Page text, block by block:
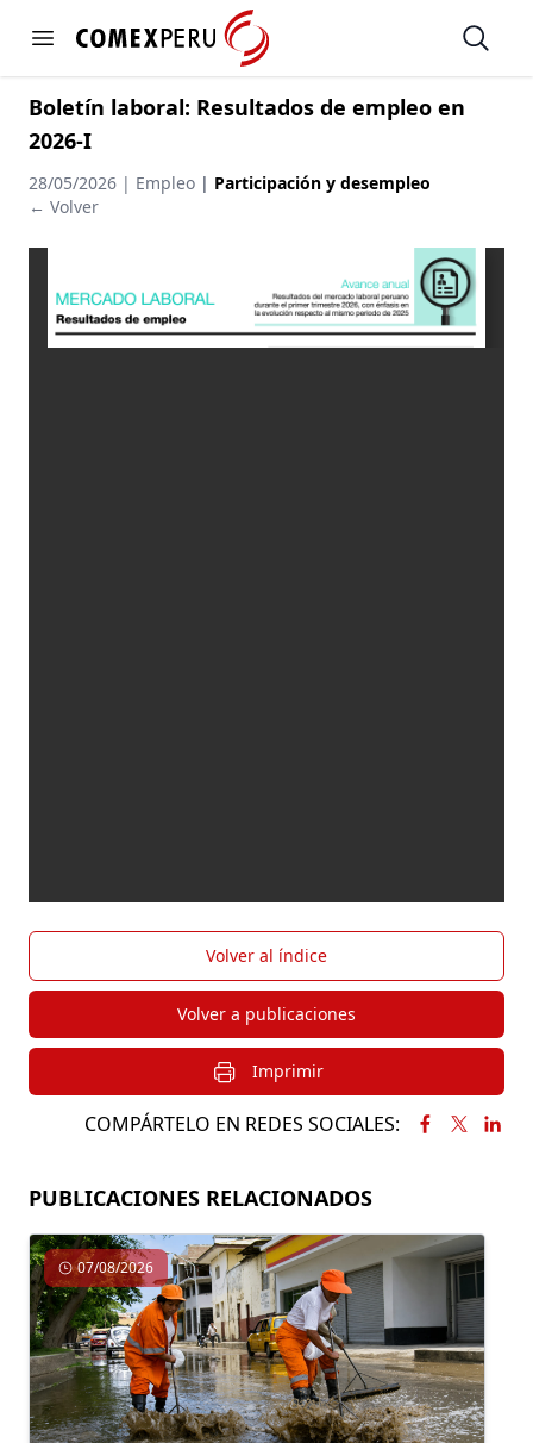
Open menu
https://www.comexperu.org.pe Open
Boletín laboral: Resultados de empleo en
2026-I
28/05/2026 | Empleo | Participación y desempleo
← Volver
Volver al índice
Volver a publicaciones
Imprimir
COMPÁRTELO EN REDES SOCIALES:
PUBLICACIONES RELACIONADOS
07/08/2026